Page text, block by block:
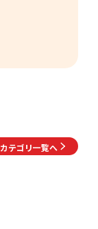
カテゴリ一覧へ